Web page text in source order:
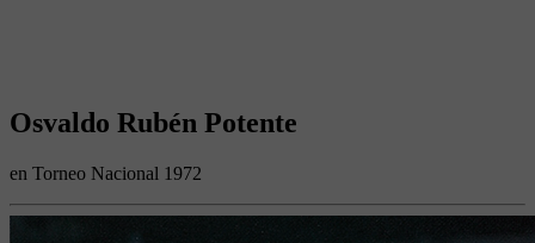
Osvaldo Rubén Potente
en Torneo Nacional 1972